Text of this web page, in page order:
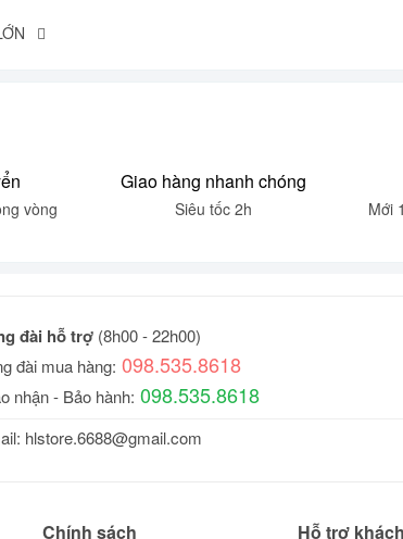
vòng
Giao hàng nhanh chóng
Siêu tốc 2h Mới
đài hỗ trợ (8h00 - 22h00)
đài mua hàng: 098.535.8618
nhận - Bảo hành: 098.535.8618
hlstore.6688@gmail.com
Chính sách Hỗ trợ